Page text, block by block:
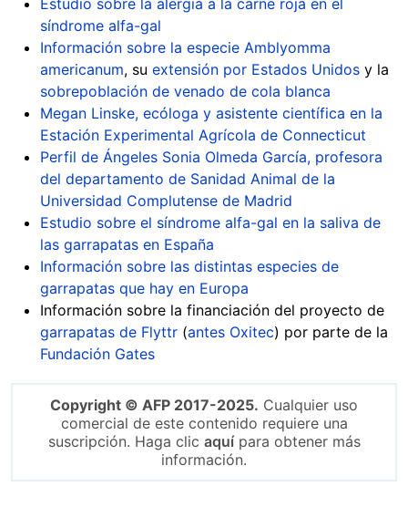
síndrome alfa-gal
Información sobre la especie Amblyomma
americanum, su extensión por Estados Unidos y la
sobrepoblación de venado de cola blanca
Megan Linske, ecóloga y asistente científica en la
Estación Experimental Agrícola de Connecticut
Perfil de Ángeles Sonia Olmeda García, profesora
del departamento de Sanidad Animal de la
Universidad Complutense de Madrid
Estudio sobre el síndrome alfa-gal en la saliva de
las garrapatas en España
Información sobre las distintas especies de
garrapatas que hay en Europa
Información sobre la financiación del proyecto de
garrapatas de Flyttr (antes Oxitec) por parte de la
Fundación Gates
Copyright © AFP 2017-2025. Cualquier uso
comercial de este contenido requiere una
suscripción. Haga clic aquípara obtener más
información.